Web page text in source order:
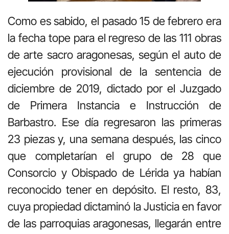
Como es sabido, el pasado 15 de febrero era
la fecha tope para el regreso de las 111 obras
de arte sacro aragonesas, según el auto de
ejecución provisional de la sentencia de
diciembre de 2019, dictado por el Juzgado
de Primera Instancia e Instrucción de
Barbastro. Ese día regresaron las primeras
23 piezas y, una semana después, las cinco
que completarían el grupo de 28 que
Consorcio y Obispado de Lérida ya habían
reconocido tener en depósito. El resto, 83,
cuya propiedad dictaminó la Justicia en favor
de las parroquias aragonesas, llegarán entre